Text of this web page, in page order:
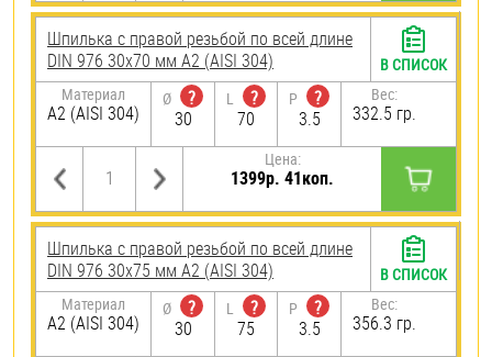
Шпилька с правой резьбой по всей длине
DIN 976 30х70 мм А2 (AISI 304)
Материал
А2 (AISI 304)
Ø
?
30
L
?
70
P
?
3.5
Вес:
332.5 гр.
Цена:
1399р. 41коп.
В СПИСОК
Шпилька с правой резьбой по всей длине
DIN 976 30х75 мм А2 (AISI 304)
Материал
А2 (AISI 304)
Ø
?
30
L
?
75
P
?
3.5
Вес:
356.3 гр.
В СПИСОК